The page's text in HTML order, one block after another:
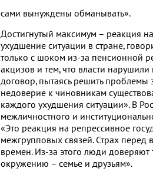
сами вынуждены обманывать».
Достигнутый максимум – реакция
ухудшение ситуации в стране,
только с шоком из-за пенсионной
акцизов и тем, что власти
договор, пытаясь решить проблемы
недоверие к чиновникам
каждого ухудшения ситуации». В
межличностного и
«Это реакция на репрессивное
межгрупповых связей. Страх перед
времен. Из-за этого люди
окружению – семье и друзьям».